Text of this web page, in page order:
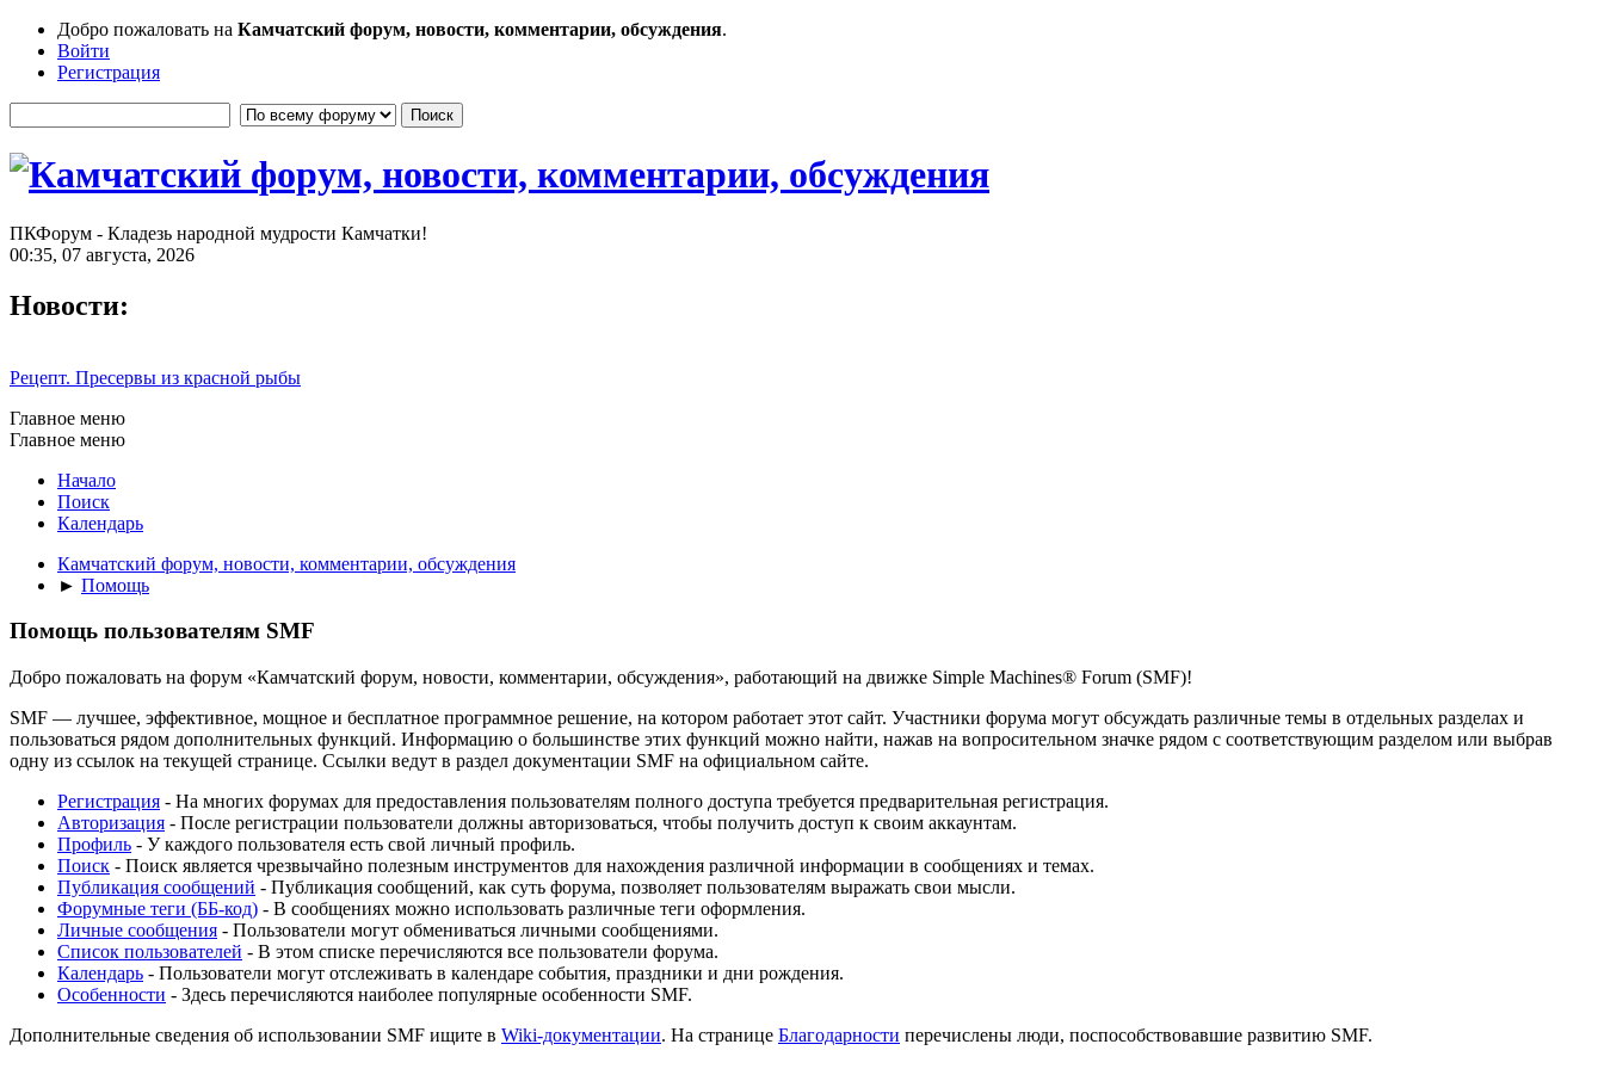
Добро пожаловать на Камчатский форум, новости, комментарии, обсуждения.
Войти
Регистрация
ПКФорум - Кладезь народной мудрости Камчатки!
00:35, 07 августа, 2026
Новости:
Рецепт. Пресервы из красной рыбы
Главное меню
Главное меню
Начало
Поиск
Календарь
Камчатский форум, новости, комментарии, обсуждения
► Помощь
Помощь пользователям SMF
Добро пожаловать на форум «Камчатский форум, новости, комментарии, обсуждения», работающий на движке Simple Machines® Forum (SMF)!
SMF — лучшее, эффективное, мощное и бесплатное программное решение, на котором работает этот сайт. Участники форума могут обсуждать различные темы в отдельных разделах и
пользоваться рядом дополнительных функций. Информацию о большинстве этих функций можно найти, нажав на вопросительном значке рядом с соответствующим разделом или выбрав
одну из ссылок на текущей странице. Ссылки ведут в раздел документации SMF на официальном сайте.
Регистрация - На многих форумах для предоставления пользователям полного доступа требуется предварительная регистрация.
Авторизация - После регистрации пользователи должны авторизоваться, чтобы получить доступ к своим аккаунтам.
Профиль - У каждого пользователя есть свой личный профиль.
Поиск - Поиск является чрезвычайно полезным инструментов для нахождения различной информации в сообщениях и темах.
Публикация сообщений - Публикация сообщений, как суть форума, позволяет пользователям выражать свои мысли.
Форумные теги (ББ-код) - В сообщениях можно использовать различные теги оформления.
Личные сообщения - Пользователи могут обмениваться личными сообщениями.
Список пользователей - В этом списке перечисляются все пользователи форума.
Календарь - Пользователи могут отслеживать в календаре события, праздники и дни рождения.
Особенности - Здесь перечисляются наиболее популярные особенности SMF.
Дополнительные сведения об использовании SMF ищите в Wiki-документации. На странице Благодарности перечислены люди, поспособствовавшие развитию SMF.